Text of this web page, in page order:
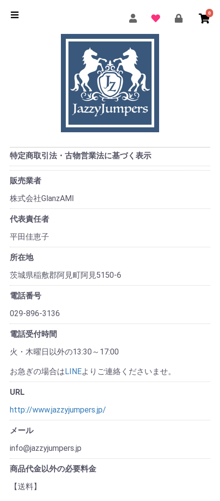
0
特定商取引法・古物営業法に基づく表示
販売業者
株式会社GlanzAMI
代表責任者
平田佳恵子
所在地
茨城県稲敷郡阿見町阿見5150-6
電話番号
029-896-3136
電話受付時間
火・木曜日以外の13:30～17:00
お急ぎの場合はLINEよりご連絡くださいませ。
URL
http://www.jazzyjumpers.jp/
メール
info@jazzyjumpers.jp
商品代金以外の必要料金
【送料】